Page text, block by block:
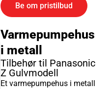
Be om pristilbud
Varmepumpehus
i metall
Tilbehør til ​Panasonic
Z Gulvmodell
Et varmepumpehus i metall